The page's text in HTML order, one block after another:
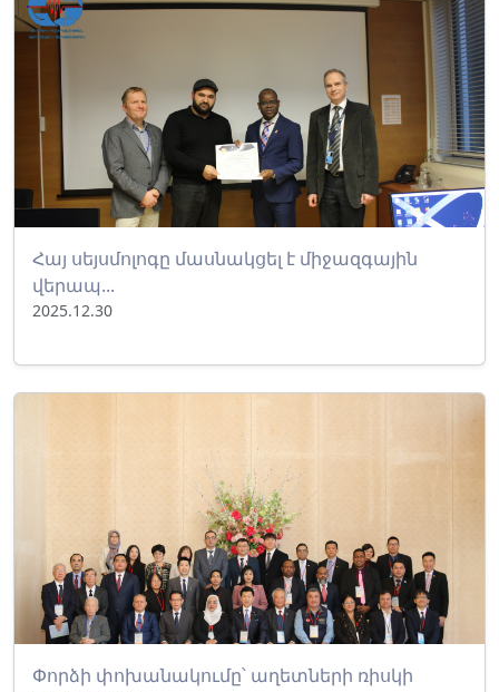
Հայ սեյսմոլոգը մասնակցել է միջազգային
վերապ...
2025.12.30
Փորձի փոխանակումը՝ աղետների ռիսկի